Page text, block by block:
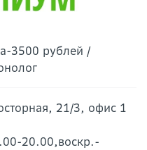
3500 рублей /
21/3, офис 1
20.00,воскр.-